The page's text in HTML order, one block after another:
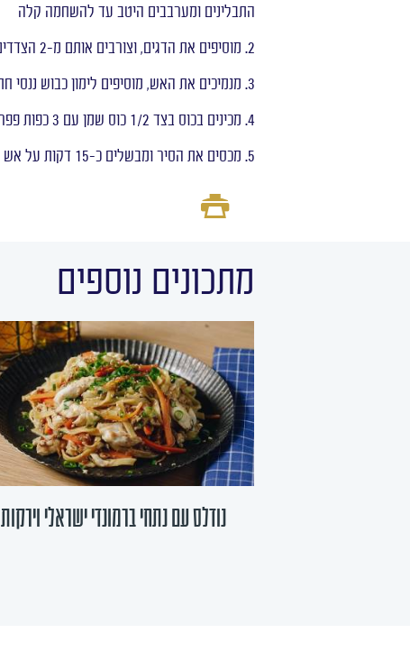
התבלינים ומערבבים היטב עד להשחמה קלה
2. מוסיפים את הדגים, וצורבים אותם מ-2 הצדדים
3. מנמיכים את האש, מוסיפים לימון כבוש ננסי חתוך דק וכוסברה
4. מכינים בכוס בצד 1/2 כוס שמן עם 3 כפות פפריקה מתוקה או חריפה, מערבבים היטב ושופכים מעל הדג
5. מכסים את הסיר ומבשלים כ-15 דקות על אש קטנה
מתכונים נוספים
נודלס עם נתחי ברמונדי ישראלי וירקות